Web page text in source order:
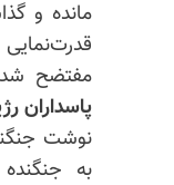
مانده و
مفتضح
پاسداران
نوشت